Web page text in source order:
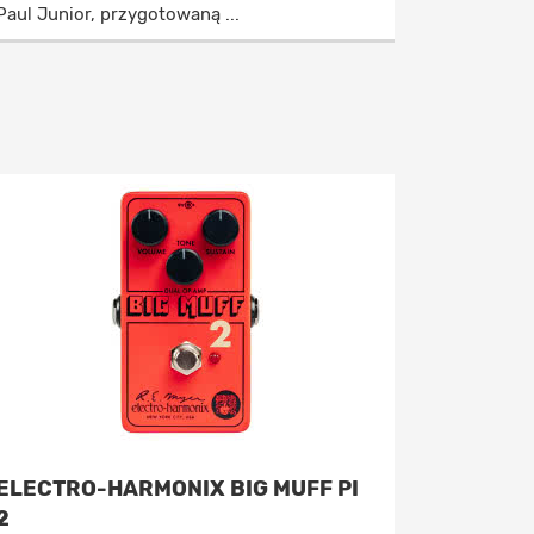
Junior, przygotowaną ...
HARMONIX BIG MUFF PI